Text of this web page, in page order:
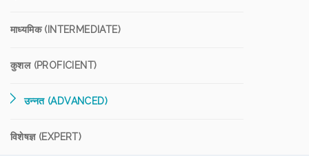
माध्यमिक (INTERMEDIATE)
कुशल (PROFICIENT)
उन्नत (ADVANCED)
विशेषज्ञ (EXPERT)